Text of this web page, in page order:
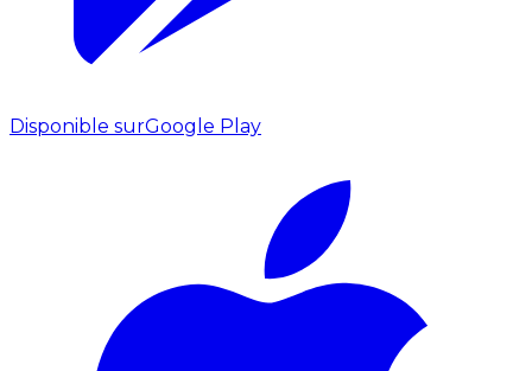
Disponible surGoogle Play